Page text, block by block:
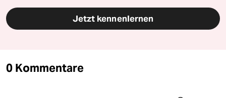
Jetzt kennenlernen
0 Kommentare